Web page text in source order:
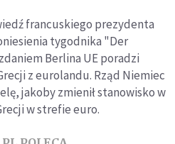
francuskiego prezydenta
tygodnika "Der
Berlina UE poradzi
z eurolandu. Rząd Niemiec
jakoby zmienił stanowisko w
w strefie euro.